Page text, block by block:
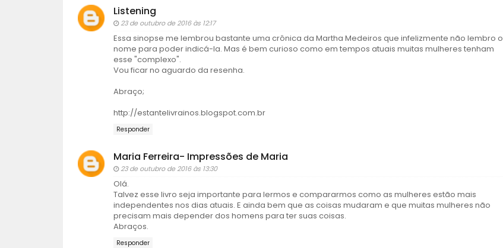
Listening
23 de outubro de 2016 às 12:17
Essa sinopse me lembrou bastante uma crônica da Martha Medeiros que infelizmente não lembro o
nome para poder indicá-la. Mas é bem curioso como em tempos atuais muitas mulheres tenham
esse "complexo".
Vou ficar no aguardo da resenha.
Abraço;
http://estantelivrainos.blogspot.com.br
Responder
Maria Ferreira- Impressões de Maria
23 de outubro de 2016 às 13:30
Olá.
Talvez esse livro seja importante para lermos e compararmos como as mulheres estão mais
independentes nos dias atuais. E ainda bem que as coisas mudaram e que muitas mulheres não
precisam mais depender dos homens para ter suas coisas.
Abraços.
Responder